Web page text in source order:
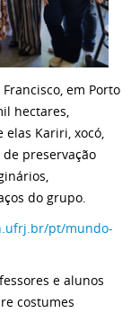
em Porto
hectares,
Kariri, xocó,
preservação
do grupo.
pt/mundo-
e alunos
costumes